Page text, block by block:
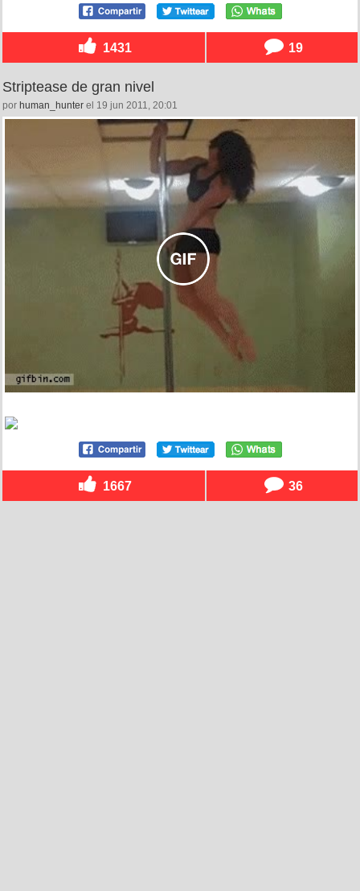
1431 19
Striptease de gran nivel
por human_hunter el 19 jun 2011, 20:01
1667 36